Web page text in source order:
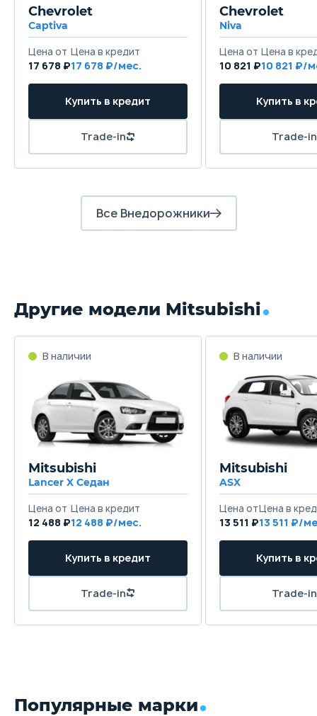
USB-разъем для
подключения внешних
устройств
Задняя подвеска
Многорычажная пружинная, со
стабилизатором поперечной
Передние тормоза
16-д.ймовые дисковые вентилируемые
Задние тормоза
16-дюймовые вентилируемые диски
Chevrolet
Captiva
Цена от
17 678 ₽
Цена в кредит
17 678 ₽/мес.
Купить в кредит
Trade-in
Chevrolet
Niva
Цена от
10 821 ₽
Цена в
10 821 ₽/
Купить в
Trade-in
Все Внедорожники
Другие модели Mitsubishi
В наличии
Mitsubishi
Lancer X Седан
Цена от
12 488 ₽
Цена в кредит
12 488 ₽/мес.
Купить в кредит
Trade-in
В наличии
Mitsubishi
ASX
Цена от
13 511 ₽
Цена в
13 511 ₽/
Купить в
Trade-in
Популярные марки